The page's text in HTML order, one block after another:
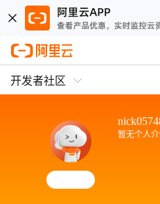
开发者社区
暂无个人